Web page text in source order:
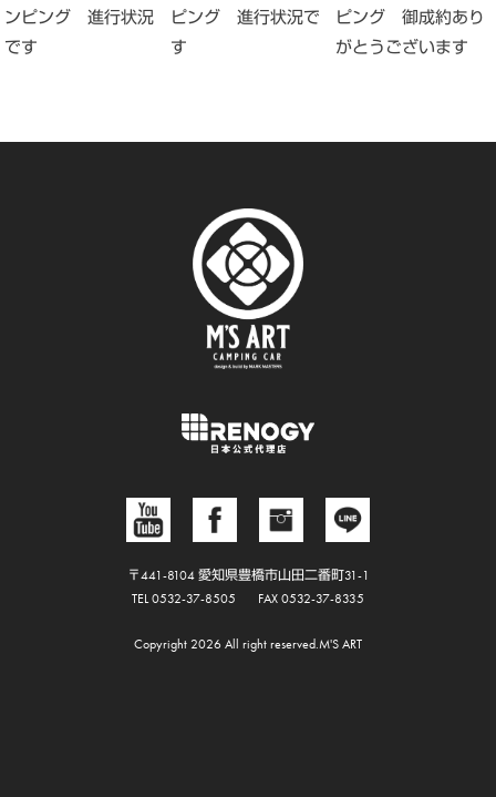
ンピング 進行状況
です
ピング 進行状況で
す
ピング 御成約あり
がとうございます
〒441-8104 愛知県豊橋市山田二番町31-1
TEL 0532-37-8505
FAX 0532-37-8335
Copyright 2026 All right reserved.M'S ART